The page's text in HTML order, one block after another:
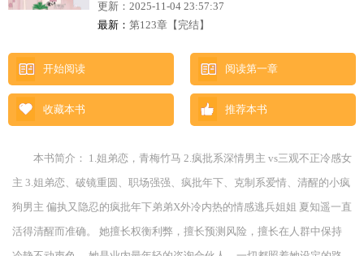
更新： 2025-11-04 23:57:37
最新： 第123章【完结】
开始阅读 阅读第一章
收藏本书 推荐本书
本书简介： 1.姐弟恋，青梅竹马 2.疯批系深情男主 vs三观不正冷感女
主 3.姐弟恋、破镜重圆、职场强强、疯批年下、克制系爱情、清醒的小疯
狗男主 偏执又隐忍的疯批年下弟弟X外冷内热的情感逃兵姐姐 夏知遥一直
活得清醒而准确。 她擅长权衡利弊，擅长预测风险，擅长在人群中保持